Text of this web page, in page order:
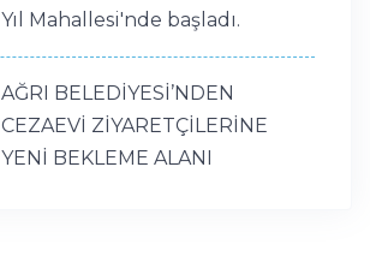
Yıl Mahallesi'nde başladı.
AĞRI BELEDİYESİ’NDEN
CEZAEVİ ZİYARETÇİLERİNE
YENİ BEKLEME ALANI